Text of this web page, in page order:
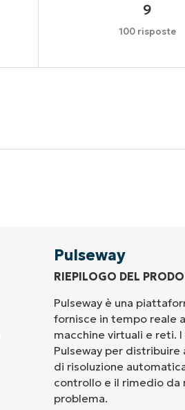
9
100 risposte
Pulseway
RIEPILOGO DEL
Pulseway è una
fornisce in tempo reale
macchine virtuali e reti.
Pulseway per
di risoluzione
controllo e il rimedio da
problema.
Company